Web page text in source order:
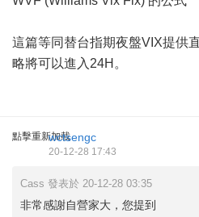
這篇等同替台指期夜盤VIX提供
略將可以進入24H。
點擊重新加載wctsengc
20-12-28 17:43
Cass 發表於 20-12-28 03:35
非常感謝自營家大，您提到